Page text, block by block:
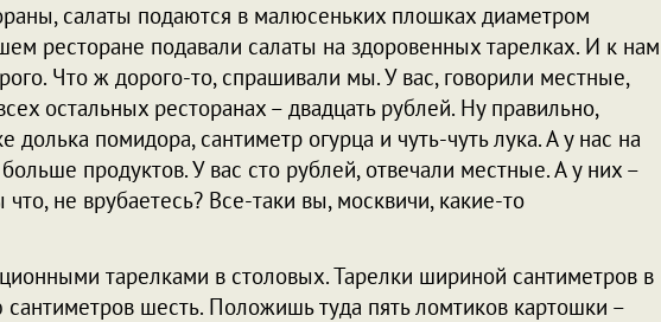
салаты подаются в малюсеньких плошках диаметром
ресторане подавали салаты на здоровенных тарелках. И к нам
Что ж дорого-то, спрашивали мы. У вас, говорили местные,
остальных ресторанах – двадцать рублей. Ну правильно,
помидора, сантиметр огурца и чуть-чуть лука. А у нас на
продуктов. У вас сто рублей, отвечали местные. А у них –
не врубаетесь? Все-таки вы, москвичи, какие-то
тарелками в столовых. Тарелки шириной сантиметров в
шесть. Положишь туда пять ломтиков картошки –